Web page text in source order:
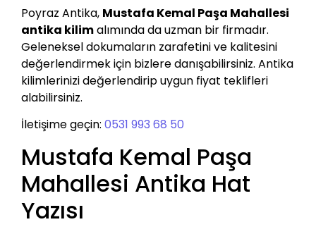
Poyraz Antika, Mustafa Kemal Paşa Mahallesi
antika kilimalımında da uzman bir firmadır.
Geleneksel dokumaların zarafetini ve kalitesini
değerlendirmek için bizlere danışabilirsiniz. Antika
kilimlerinizi değerlendirip uygun fiyat teklifleri
alabilirsiniz.
İletişime geçin: 0531 993 68 50
Mustafa Kemal Paşa
Mahallesi Antika Hat
Yazısı